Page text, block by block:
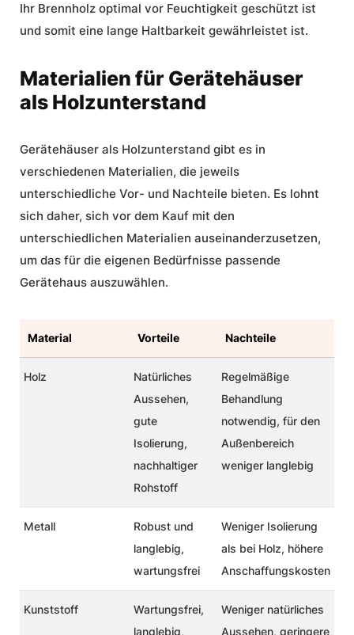
Ihr Brennholz optimal vor Feuchtigkeit geschützt ist
und somit eine lange Haltbarkeit gewährleistet ist.
Materialien für Gerätehäuser
als Holzunterstand
Gerätehäuser als Holzunterstand gibt es in
verschiedenen Materialien, die jeweils
unterschiedliche Vor- und Nachteile bieten. Es lohnt
sich daher, sich vor dem Kauf mit den
unterschiedlichen Materialien auseinanderzusetzen,
um das für die eigenen Bedürfnisse passende
Gerätehaus auszuwählen.
Material Vorteile Nachteile
Holz
Natürliches
Aussehen,
gute
Isolierung,
nachhaltiger
Rohstoff
Regelmäßige
Behandlung
notwendig, für den
Außenbereich
weniger langlebig
Metall
Robust und
langlebig,
wartungsfrei
Weniger Isolierung
als bei Holz, höhere
Anschaffungskosten
Kunststoff Wartungsfrei,
langlebig,
Weniger natürliches
Aussehen, geringere